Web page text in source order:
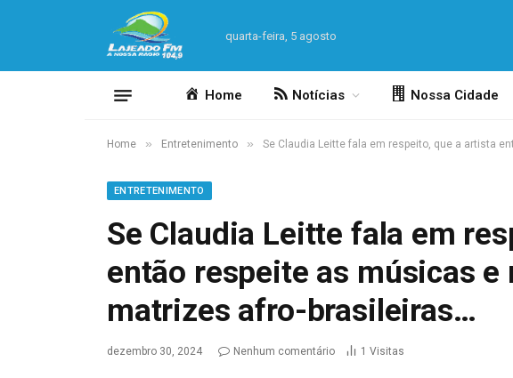
quarta-feira, 5 agosto
Home Notícias Nossa Cidade
Home » Entretenimento » Se Claudia Leitte fala em respeito, que a artista
ENTRETENIMENTO
Se Claudia Leitte fala em
então respeite as músicas e
matrizes afro-brasileiras…
dezembro 30, 2024 Nenhum comentário 1 Visitas